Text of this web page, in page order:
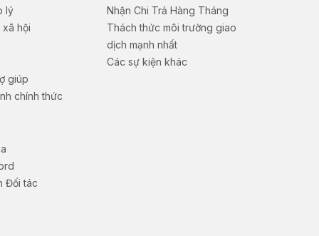
lý
xã hội
giúp
chính thức
Đối tác
Nhận Chi Trả Hàng Tháng
Thách thức môi trường giao
dịch mạnh nhất
Các sự kiện khác